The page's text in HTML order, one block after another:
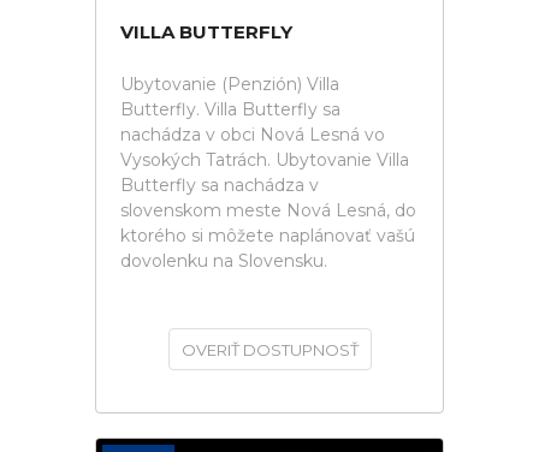
VILLA BUTTERFLY
Ubytovanie (Penzión) Villa
Butterfly. Villa Butterfly sa
nachádza v obci Nová Lesná vo
Vysokých Tatrách. Ubytovanie Villa
Butterfly sa nachádza v
slovenskom meste Nová Lesná, do
ktorého si môžete naplánovať vašú
dovolenku na Slovensku.
OVERIŤ DOSTUPNOSŤ